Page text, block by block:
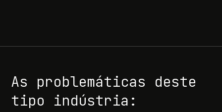
As problemáticas deste
tipo indústria: